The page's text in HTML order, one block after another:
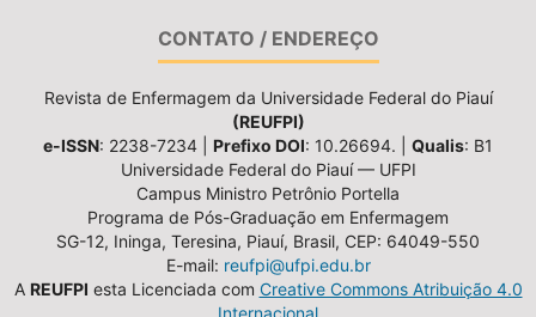
CONTATO / ENDEREÇO
Revista de Enfermagem da Universidade Federal do Piauí
(REUFPI)
e-ISSN: 2238-7234 | Prefixo DOI: 10.26694. | Qualis: B1
Universidade Federal do Piauí — UFPI
Campus Ministro Petrônio Portella
Programa de Pós-Graduação em Enfermagem
SG-12, Ininga, Teresina, Piauí, Brasil, CEP: 64049-550
E-mail: reufpi@ufpi.edu.br
A REUFPI esta Licenciada com Creative Commons Atribuição 4.0
Internacional